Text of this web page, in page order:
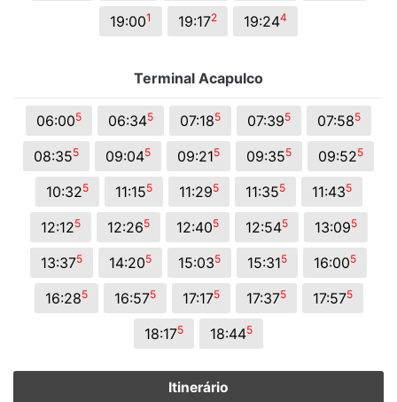
19:001 19:172 19:244
Terminal Acapulco
06:005 06:345 07:185 07:395 07:585
08:355 09:045 09:215 09:355 09:525
10:325 11:155 11:295 11:355 11:435
12:125 12:265 12:405 12:545 13:095
13:375 14:205 15:035 15:315 16:005
16:285 16:575 17:175 17:375 17:575
18:175 18:445
Itinerário